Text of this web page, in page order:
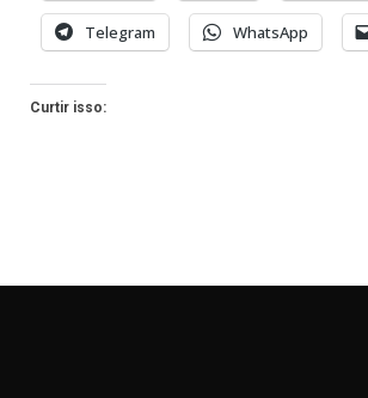
Telegram WhatsApp
Curtir isso: